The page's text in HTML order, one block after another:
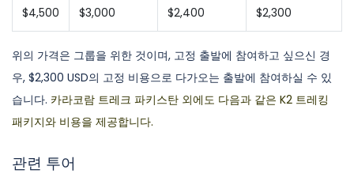
$4,500 $3,000 $2,400 $2,300
위의 가격은 그룹을 위한 것이며, 고정 출발에 참여하고 싶으신 경
우, $2,300 USD의 고정 비용으로 다가오는 출발에 참여하실 수 있
습니다. 카라코람 트레크 파키스탄 외에도 다음과 같은 K2 트레킹
패키지와 비용을 제공합니다.
관련 투어